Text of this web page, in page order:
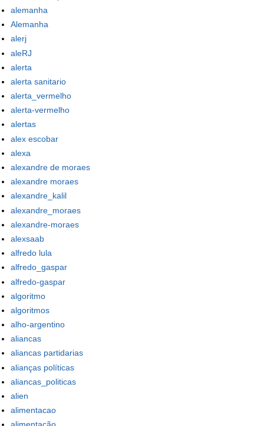
alemanha
Alemanha
alerj
aleRJ
alerta
alerta sanitario
alerta_vermelho
alerta-vermelho
alertas
alex escobar
alexa
alexandre de moraes
alexandre moraes
alexandre_kalil
alexandre_moraes
alexandre-moraes
alexsaab
alfredo lula
alfredo_gaspar
alfredo-gaspar
algoritmo
algoritmos
alho-argentino
aliancas
aliancas partidarias
alianças políticas
aliancas_politicas
alien
alimentacao